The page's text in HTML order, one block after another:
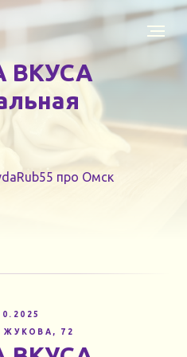
ВКУСА
про Омск
ЖУКОВА, 72